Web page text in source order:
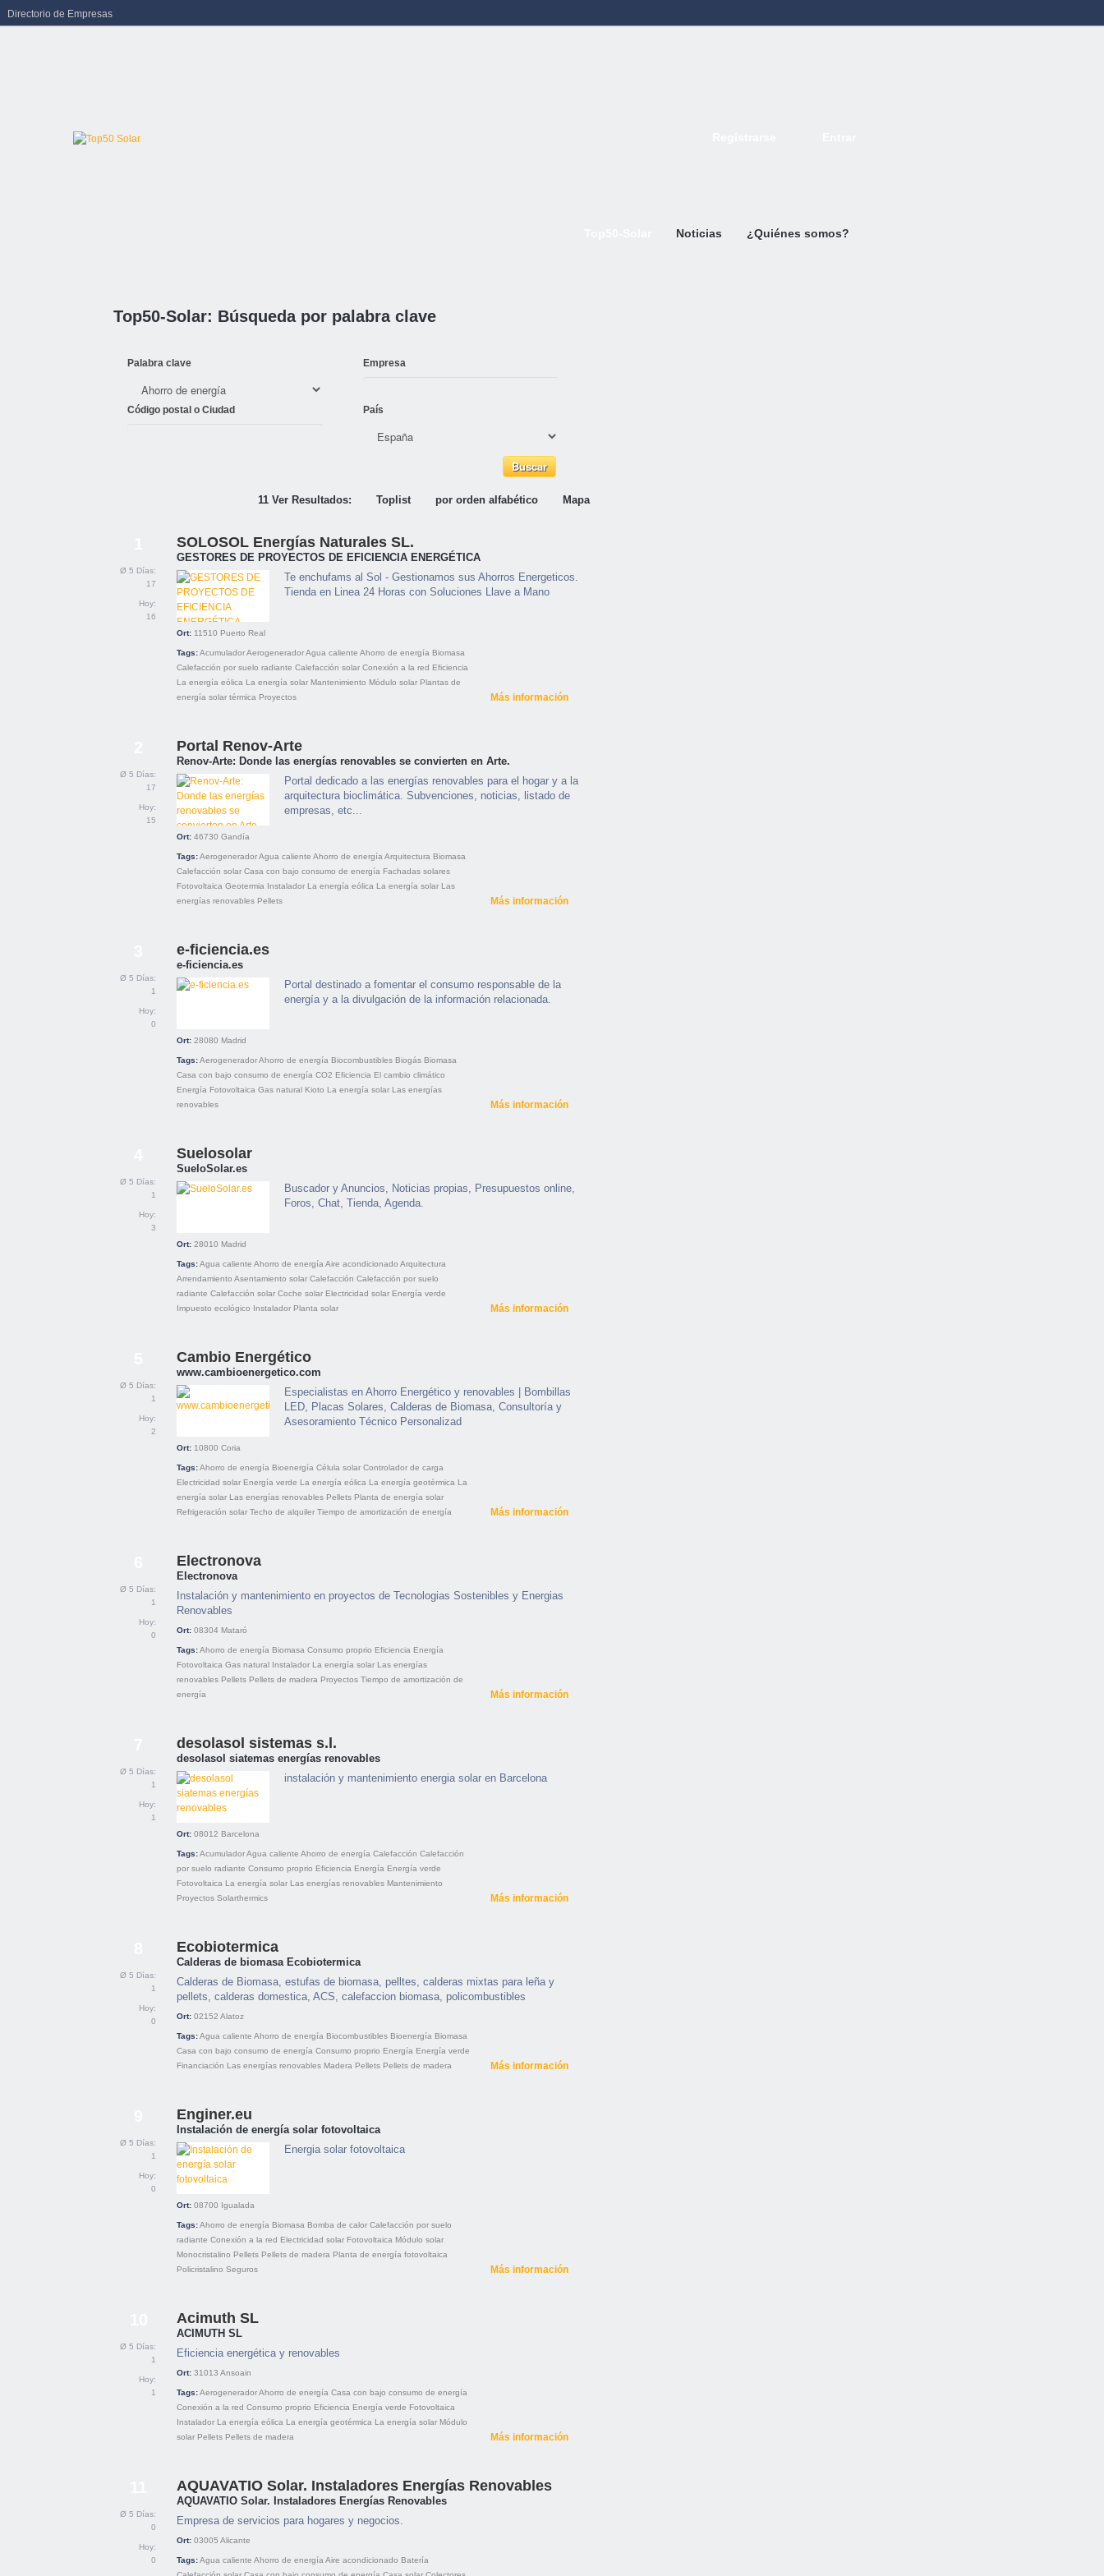
Noticias ¿Quiénes somos?
Top50-Solar: Búsqueda por palabra clave
Palabra clave Empresa
Código postal o Ciudad País
11 Ver Resultados: Toplist por orden alfabético Mapa
Ø 5 Días:
17
Hoy:
16
SOLOSOL Energías Naturales SL.
GESTORES DE PROYECTOS DE EFICIENCIA ENERGÉTICA
Te enchufams al Sol - Gestionamos sus Ahorros Energeticos.
Tienda en Linea 24 Horas con Soluciones Llave a Mano
Ort: 11510 Puerto Real
Tags:AcumuladorAerogeneradorAgua caliente Ahorro de energía Biomasa
Calefacción por suelo radiante Calefacción solar Conexión a la red Eficiencia
La energía eólica La energía solar Mantenimiento Módulo solar Plantas de
energía solar térmica Proyectos Más información
Ø 5 Días:
17
Hoy:
15
Portal Renov-Arte
Renov-Arte: Donde las energías renovables se convierten en Arte.
Portal dedicado a las energías renovables para el hogar y a la
arquitectura bioclimática. Subvenciones, noticias, listado de
empresas, etc...
Ort: 46730 Gandía
Tags:AerogeneradorAgua caliente Ahorro de energía Arquitectura Biomasa
Calefacción solar Casa con bajo consumo de energía Fachadas solares
Fotovoltaica Geotermia Instalador La energía eólica La energía solar Las
energías renovables Pellets Más información
Ø 5 Días:
1
Hoy:
0
e-ficiencia.es
e-ficiencia.es
Portal destinado a fomentar el consumo responsable de la
energía y a la divulgación de la información relacionada.
Ort: 28080 Madrid
Tags:AerogeneradorAhorro de energía Biocombustibles Biogás Biomasa
Casa con bajo consumo de energía CO2 Eficiencia El cambio climático
Energía Fotovoltaica Gas natural Kioto La energía solar Las energías
renovables
Más información
Ø 5 Días:
1
Hoy:
3
Suelosolar
SueloSolar.es
Buscador y Anuncios, Noticias propias, Presupuestos online,
Foros, Chat, Tienda, Agenda.
Ort: 28010 Madrid
Tags:Agua caliente Ahorro de energía Aire acondicionado Arquitectura
Arrendamiento Asentamiento solar Calefacción Calefacción por suelo
radiante Calefacción solar Coche solar Electricidad solar Energía verde
Impuesto ecológico Instalador Planta solar Más información
Ø 5 Días:
1
Hoy:
2
Cambio Energético
www.cambioenergetico.com
Especialistas en Ahorro Energético y renovables | Bombillas
LED, Placas Solares, Calderas de Biomasa, Consultoría y
Asesoramiento Técnico Personalizad
Ort: 10800 Coria
Tags:Ahorro de energía Bioenergía Célula solar Controlador de carga
Electricidad solar Energía verde La energía eólica La energía geotérmica La
energía solar Las energías renovables Pellets Planta de energía solar
Refrigeración solar Techo de alquiler Tiempo de amortización de energía Más información
Ø 5 Días:
1
Hoy:
0
Electronova
Electronova
Instalación y mantenimiento en proyectos de Tecnologias Sostenibles y Energias
Renovables
Ort: 08304 Mataró
Tags:Ahorro de energía Biomasa Consumo proprio Eficiencia Energía
Fotovoltaica Gas natural Instalador La energía solar Las energías
renovables Pellets Pellets de madera Proyectos Tiempo de amortización de
energía
Más información
Ø 5 Días:
1
Hoy:
1
desolasol sistemas s.l.
desolasol siatemas energías renovables
instalación y mantenimiento energia solar en Barcelona
Ort: 08012 Barcelona
Tags:AcumuladorAgua caliente Ahorro de energía Calefacción Calefacción
por suelo radiante Consumo proprio Eficiencia Energía Energía verde
Fotovoltaica La energía solar Las energías renovables Mantenimiento
Proyectos Solarthermics Más información
Ø 5 Días:
1
Hoy:
0
Ecobiotermica
Calderas de biomasa Ecobiotermica
Calderas de Biomasa, estufas de biomasa, pelltes, calderas mixtas para leña y
pellets, calderas domestica, ACS, calefaccion biomasa, policombustibles
Ort: 02152 Alatoz
Tags:Agua caliente Ahorro de energía Biocombustibles Bioenergía Biomasa
Casa con bajo consumo de energía Consumo proprio Energía Energía verde
Financiación Las energías renovables Madera Pellets Pellets de madera Más información
Ø 5 Días:
1
Hoy:
0
Enginer.eu
Instalación de energía solar fotovoltaica
Energia solar fotovoltaica
Ort: 08700 Igualada
Tags:Ahorro de energía Biomasa Bomba de calor Calefacción por suelo
radiante Conexión a la red Electricidad solar Fotovoltaica Módulo solar
Monocristalino Pellets Pellets de madera Planta de energía fotovoltaica
Policristalino Seguros Más información
Ø 5 Días:
1
Hoy:
1
Acimuth SL
ACIMUTH SL
Eficiencia energética y renovables
Ort: 31013 Ansoain
Tags:AerogeneradorAhorro de energía Casa con bajo consumo de energía
Conexión a la red Consumo proprio Eficiencia Energía verde Fotovoltaica
Instalador La energía eólica La energía geotérmica La energía solar Módulo
solar Pellets Pellets de madera Más información
Ø 5 Días:
0
Hoy:
0
AQUAVATIO Solar. Instaladores Energías Renovables
AQUAVATIO Solar. Instaladores Energías Renovables
Empresa de servicios para hogares y negocios.
Ort: 03005 Alicante
Tags:Agua caliente Ahorro de energía Aire acondicionado Batería
Directorio de Empresas